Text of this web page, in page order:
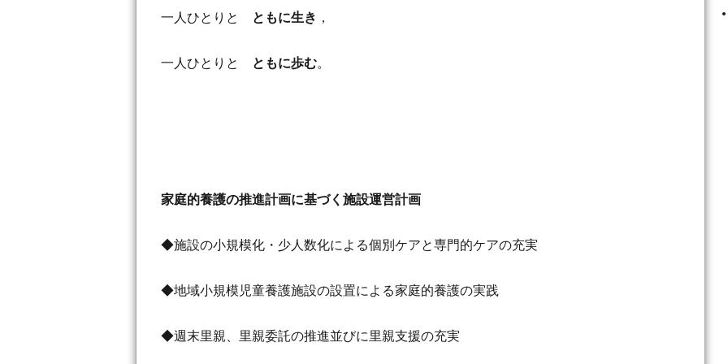
一人ひとりと ともに生き ，
一人ひとりと ともに歩む。
家庭的養護の推進計画に基づく施設運営計画
◆施設の小規模化・少人数化による個別ケアと専門的ケアの充実
◆地域小規模児童養護施設の設置による家庭的養護の実践
◆週末里親、里親委託の推進並びに里親支援の充実